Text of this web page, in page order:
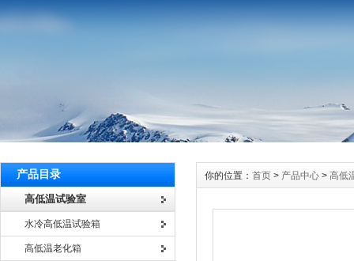
产品目录
高低温试验室
水冷高低温试验箱
高低温老化箱
你的位置： 首页 > 产品中心 > 高低